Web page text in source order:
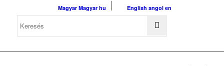
Magyar Magyar hu English angol en